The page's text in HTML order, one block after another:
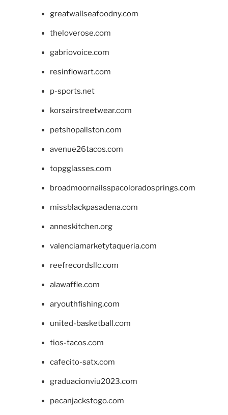
greatwallseafoodny.com
theloverose.com
gabriovoice.com
resinflowart.com
p-sports.net
korsairstreetwear.com
petshopallston.com
avenue26tacos.com
topgglasses.com
broadmoornailsspacoloradosprings.com
missblackpasadena.com
anneskitchen.org
valenciamarketytaqueria.com
reefrecordsllc.com
alawaffle.com
aryouthfishing.com
united-basketball.com
tios-tacos.com
cafecito-satx.com
graduacionviu2023.com
pecanjackstogo.com